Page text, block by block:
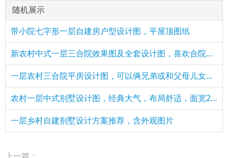
随机展示
带小院七字形一层自建房户型设计图，平屋顶图纸
新农村中式一层三合院效果图及全套设计图，喜欢合院的有福了
一层农村三合院平房设计图，可以俩兄弟或和父母儿女一起住
农村一层中式别墅设计图，经典大气，布局舒适，面宽20米
一层乡村自建别墅设计方案推荐，含外观图片